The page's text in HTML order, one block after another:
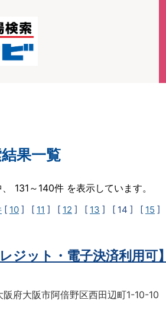
果一覧
131～140件 を表示しています。
[ 10 ] [ 11 ] [ 12 ] [ 13 ] [ 14 ] [ 15 ]
レジット・電子決済利用
阪府大阪市阿倍野区西田辺町1-10-10